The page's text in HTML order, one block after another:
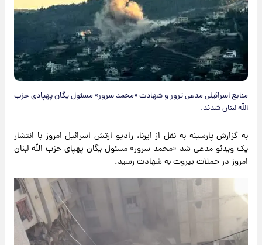
منابع اسرائیلی مدعی ترور و شهادت «محمد سرور» مسئول یگان پهپادی حزب
الله لبنان شدند.
به گزارش پارسینه به نقل از ایرنا، رادیو ارتش اسرائیل امروز با انتشار
یک ویدئو مدعی شد «محمد سرور» مسئول یگان پهپای حزب الله لبنان
امروز در حملات بیروت به شهادت رسید.